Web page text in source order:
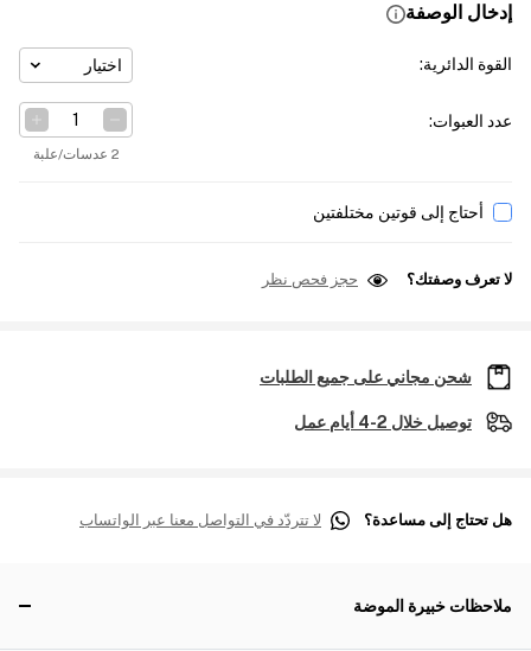
إدخال الوصفة
القوة الدائرية: اختيار
عدد العبوات:
2 عدسات/علبة
أحتاج إلى قوتين مختلفتين
لا تعرف وصفتك؟ حجز فحص نظر
شحن مجاني على جميع الطلبات
توصيل خلال 2-4 أيام عمل
هل تحتاج إلى مساعدة؟ لا تتردّد في التواصل معنا عبر الواتساب
ملاحظات خبيرة الموضة